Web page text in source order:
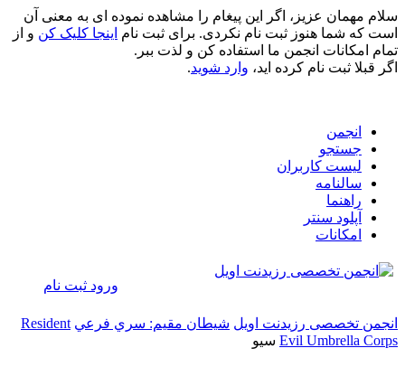
سلام مهمان عزیز، اگر این پیغام را مشاهده نموده ای به معنی آن
است که شما هنوز ثبت نام نکردی. برای ثبت نام اینجا کلیک کن و از
تمام امکانات انجمن ما استفاده کن و لذت ببر.
اگر قبلا ثبت نام کرده اید، وارد شوید.
انجمن
جستجو
لیست کاربران
سالنامه
راهنما
آپلود سنتر
امکانات
ورود ثبت نام
انجمن تخصصی رزیدنت اویل شيطان مقيم: سري فرعي Resident
Evil Umbrella Corps سيو